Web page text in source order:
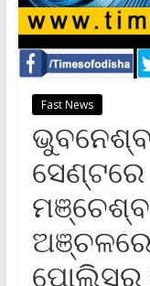
Fast News
ସେଣ୍ଟରେ
ପୋଲିସର